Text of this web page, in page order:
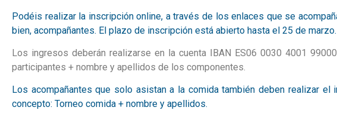
Podéis realizar la inscripción online, a través de los enlaces que se
bien, acompañantes. El plazo de inscripción está abierto hasta el 25 de marzo.
Los ingresos deberán realizarse en la cuenta IBAN ES06 0030 4001
participantes + nombre y apellidos de los componentes.
Los acompañantes que solo asistan a la comida también deben realizar el
concepto: Torneo comida + nombre y apellidos.